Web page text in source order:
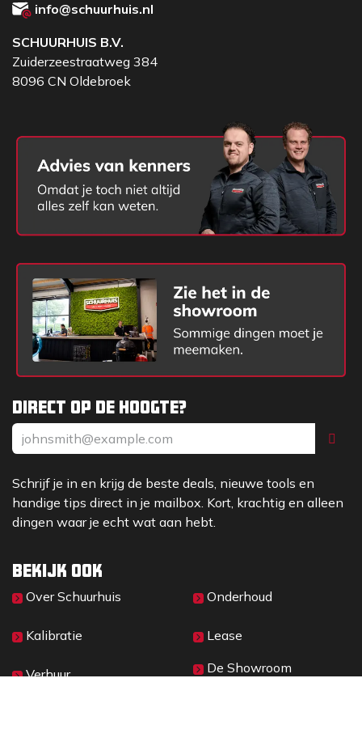
Direct op de hoogte?
Schrijf je in en krijg de beste deals, nieuwe tools en
handige tips direct in je mailbox. Kort, krachtig en alleen
dingen waar je echt wat aan hebt.
Bekijk ook
Over Sc​huurhuis
Kalibratie
Verhuur
Onderhoud
Lease
De Showroom
info@schuurhuis.nl
SCHUURHUIS B.V.
Zuiderzeestraatweg 384
8096 CN Oldebroek